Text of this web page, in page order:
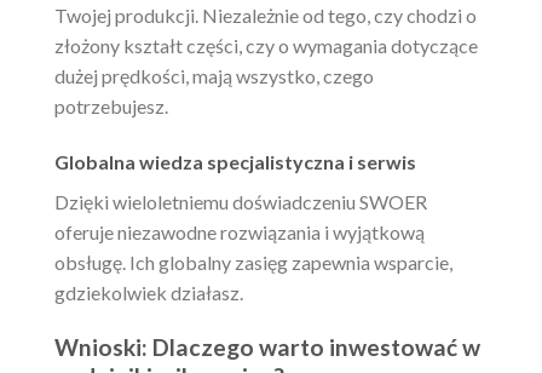
Twojej produkcji. Niezależnie od tego, czy chodzi o
złożony kształt części, czy o wymagania dotyczące
dużej prędkości, mają wszystko, czego
potrzebujesz.
Globalna wiedza specjalistyczna i serwis
Dzięki wieloletniemu doświadczeniu SWOER
oferuje niezawodne rozwiązania i wyjątkową
obsługę. Ich globalny zasięg zapewnia wsparcie,
gdziekolwiek działasz.
Wnioski: Dlaczego warto inwestować w